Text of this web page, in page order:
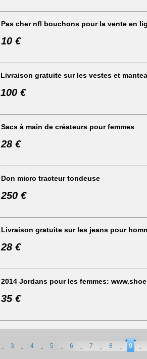
Pas cher nfl bouchons pour la vente en
10 €
Livraison gratuite sur les vestes et
100 €
Sacs à main de créateurs pour femmes
28 €
Don micro tracteur tondeuse
250 €
Livraison gratuite sur les jeans pour
28 €
2014 Jordans pour les femmes:
35 €
- 3 - 4 - 5 - 6 - 7 - 8 - 9 -